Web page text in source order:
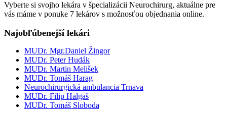
Vyberte si svojho lekára v špecializácii Neurochirurg, aktuálne pre
vás máme v ponuke 7 lekárov s možnosťou objednania online.
Najobľúbenejší lekári
MUDr. Mgr.Daniel Žingor
MUDr. Peter Hudák
MUDr. Martin Melišek
MUDr. Tomáš Harag
Neurochirurgická ambulancia Trnava
MUDr. Filip Halgaš
MUDr. Tomáš Sloboda